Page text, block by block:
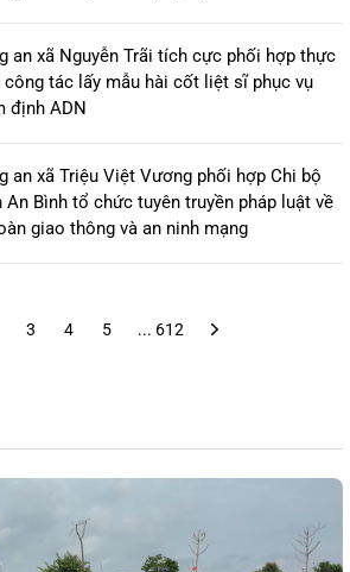
an xã Nguyễn Trãi tích cực phối hợp thực
công tác lấy mẫu hài cốt liệt sĩ phục vụ
định ADN
an xã Triệu Việt Vương phối hợp Chi bộ
An Bình tổ chức tuyên truyền pháp luật về
giao thông và an ninh mạng
3 4 5 ... 612